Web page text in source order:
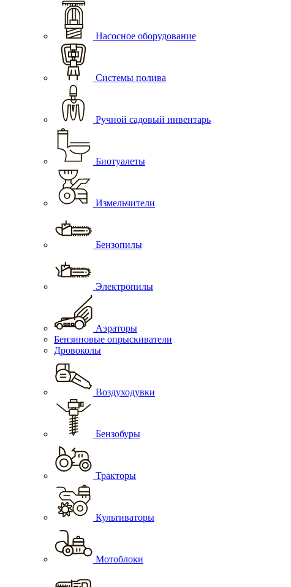
Насосное оборудование
Системы полива
Ручной садовый инвентарь
Биотуалеты
Измельчители
Бензопилы
Электропилы
Аэраторы
Бензиновые опрыскиватели
Дровоколы
Воздуходувки
Бензобуры
Тракторы
Культиваторы
Мотоблоки